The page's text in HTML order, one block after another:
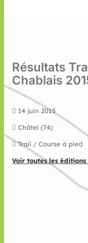
Résultats
Chablais
14 juin 2015
Châtel (74)
Trail / Course à pied
Voir toutes les